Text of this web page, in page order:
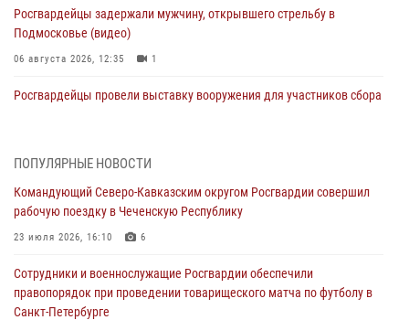
Росгвардейцы задержали мужчину, открывшего стрельбу в
Подмосковье (видео)
06 августа 2026, 12:35 1
Росгвардейцы провели выставку вооружения для участников сбора
второй годовщине вторжения ВСУ на территорию области
06 августа 2026, 11:56
угрожавшего подростку травматическим пистолетом
06 августа 2026, 11:33 1
ПОПУЛЯРНЫЕ НОВОСТИ
Командующий Северо-Кавказским округом Росгвардии совершил
рабочую поездку в Чеченскую Республику
23 июля 2026, 16:10 6
Сотрудники и военнослужащие Росгвардии обеспечили
правопорядок при проведении товарищеского матча по футболу в
Санкт-Петербурге